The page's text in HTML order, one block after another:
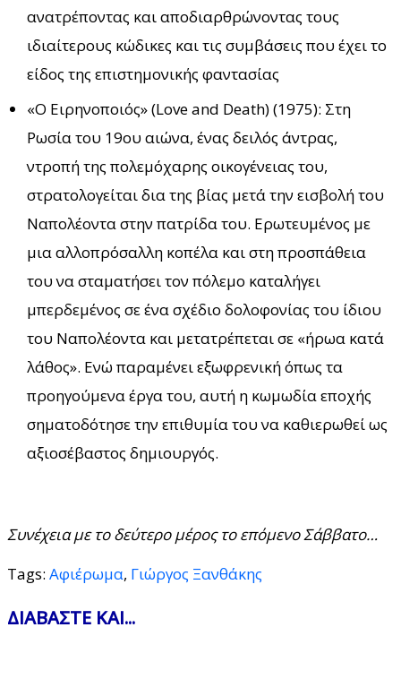
ανατρέποντας και αποδιαρθρώνοντας τους
ιδιαίτερους κώδικες και τις συμβάσεις που έχει το
είδος της επιστημονικής φαντασίας
«Ο Ειρηνοποιός» (Love and Death) (1975): Στη
Ρωσία του 19ου αιώνα, ένας δειλός άντρας,
ντροπή της πολεμόχαρης οικογένειας του,
στρατολογείται δια της βίας μετά την εισβολή του
Ναπολέοντα στην πατρίδα του. Ερωτευμένος με
μια αλλοπρόσαλλη κοπέλα και στη προσπάθεια
του να σταματήσει τον πόλεμο καταλήγει
μπερδεμένος σε ένα σχέδιο δολοφονίας του ίδιου
του Ναπολέοντα και μετατρέπεται σε «ήρωα κατά
λάθος». Ενώ παραμένει εξωφρενική όπως τα
προηγούμενα έργα του, αυτή η κωμωδία εποχής
σηματοδότησε την επιθυμία του να καθιερωθεί ως
αξιοσέβαστος δημιουργός.
Συνέχεια με το δεύτερο μέρος το επόμενο Σάββατο…
Tags: Αφιέρωμα, Γιώργος Ξανθάκης
ΔΙΑΒΑΣΤΕ ΚΑΙ...